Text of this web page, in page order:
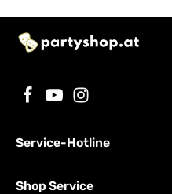
Service-Hotline
Shop Service